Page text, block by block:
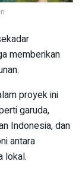
memberikan
proyek ini
garuda,
Indonesia, dan
antara
lokal.